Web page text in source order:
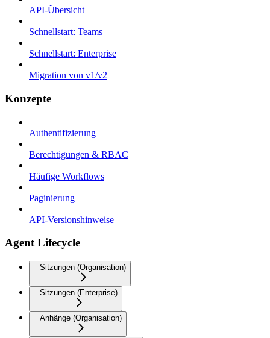
API-Übersicht
Schnellstart: Teams
Schnellstart: Enterprise
Migration von v1/v2
Konzepte
Authentifizierung
Berechtigungen & RBAC
Häufige Workflows
Paginierung
API-Versionshinweise
Agent Lifecycle
Sitzungen (Organisation)
Sitzungen (Enterprise)
Anhänge (Organisation)